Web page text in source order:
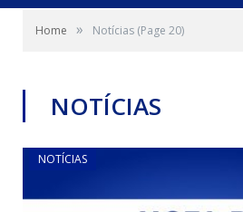
Home » Notícias (Page 20)
NOTÍCIAS
NOTÍCIAS